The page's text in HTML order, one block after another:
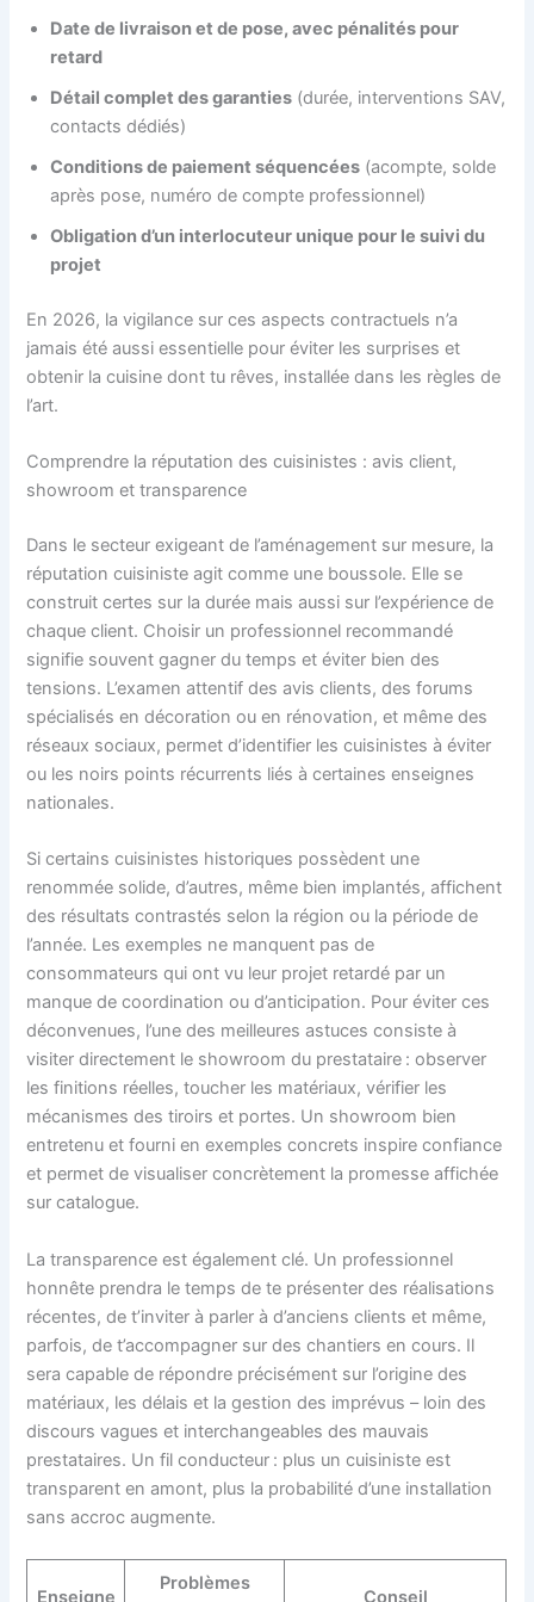
Date de livraison et de pose, avec pénalités pour
retard
Détail complet des garanties (durée, interventions SAV,
contacts dédiés)
Conditions de paiement séquencées (acompte, solde
après pose, numéro de compte professionnel)
Obligation d’un interlocuteur unique pour le suivi du
projet
En 2026, la vigilance sur ces aspects contractuels n’a
jamais été aussi essentielle pour éviter les surprises et
obtenir la cuisine dont tu rêves, installée dans les règles de
l’art.
Comprendre la réputation des cuisinistes : avis client,
showroom et transparence
Dans le secteur exigeant de l’aménagement sur mesure, la
réputation cuisiniste agit comme une boussole. Elle se
construit certes sur la durée mais aussi sur l’expérience de
chaque client. Choisir un professionnel recommandé
signifie souvent gagner du temps et éviter bien des
tensions. L’examen attentif des avis clients, des forums
spécialisés en décoration ou en rénovation, et même des
réseaux sociaux, permet d’identifier les cuisinistes à éviter
ou les noirs points récurrents liés à certaines enseignes
nationales.
Si certains cuisinistes historiques possèdent une
renommée solide, d’autres, même bien implantés, affichent
des résultats contrastés selon la région ou la période de
l’année. Les exemples ne manquent pas de
consommateurs qui ont vu leur projet retardé par un
manque de coordination ou d’anticipation. Pour éviter ces
déconvenues, l’une des meilleures astuces consiste à
visiter directement le showroom du prestataire : observer
les finitions réelles, toucher les matériaux, vérifier les
mécanismes des tiroirs et portes. Un showroom bien
entretenu et fourni en exemples concrets inspire confiance
et permet de visualiser concrètement la promesse affichée
sur catalogue.
La transparence est également clé. Un professionnel
honnête prendra le temps de te présenter des réalisations
récentes, de t’inviter à parler à d’anciens clients et même,
parfois, de t’accompagner sur des chantiers en cours. Il
sera capable de répondre précisément sur l’origine des
matériaux, les délais et la gestion des imprévus – loin des
discours vagues et interchangeables des mauvais
prestataires. Un fil conducteur : plus un cuisiniste est
transparent en amont, plus la probabilité d’une installation
sans accroc augmente.
Enseigne
Problèmes
Conseil